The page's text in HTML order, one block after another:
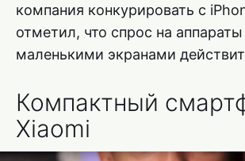
компания конкурировать с
отметил, что спрос на аппараты
маленькими экранами
Компактный
Xiaomi